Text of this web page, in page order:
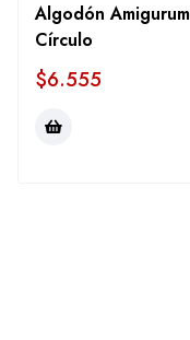
Algodón
Círculo
$6.555